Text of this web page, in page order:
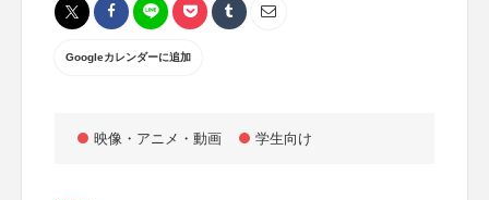
Googleカレンダーに追加
映像・アニメ・動画 学生向け